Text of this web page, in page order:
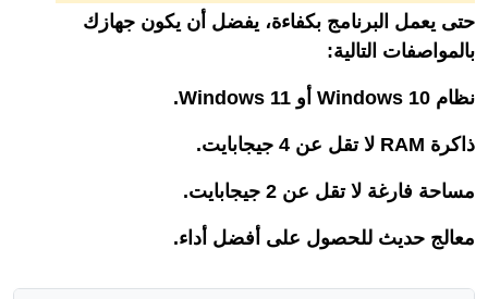
حتى يعمل البرنامج بكفاءة، يفضل أن يكون جهازك
بالمواصفات التالية:
نظام Windows 10 أو Windows 11.
ذاكرة RAM لا تقل عن 4 جيجابايت.
مساحة فارغة لا تقل عن 2 جيجابايت.
معالج حديث للحصول على أفضل أداء.